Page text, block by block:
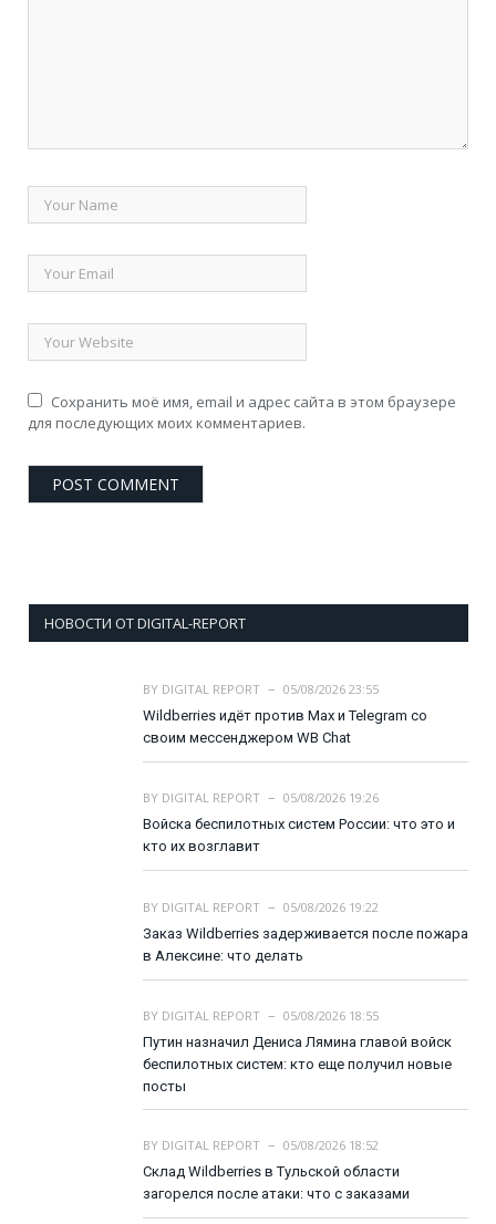
Сохранить моё имя, email и адрес сайта в этом браузере
для последующих моих комментариев.
НОВОСТИ ОТ DIGITAL-REPORT
BY DIGITAL REPORT
05/08/2026 23:55
Wildberries идёт против Max и Telegram со
своим мессенджером WB Chat
BY DIGITAL REPORT
05/08/2026 19:26
Войска беспилотных систем России: что это и
кто их возглавит
BY DIGITAL REPORT
05/08/2026 19:22
Заказ Wildberries задерживается после пожара
в Алексине: что делать
BY DIGITAL REPORT
05/08/2026 18:55
Путин назначил Дениса Лямина главой войск
беспилотных систем: кто еще получил новые
посты
BY DIGITAL REPORT
05/08/2026 18:52
Склад Wildberries в Тульской области
загорелся после атаки: что с заказами